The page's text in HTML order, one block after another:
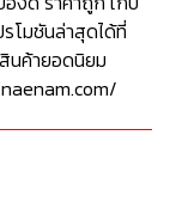
โมชันล่าสุดได้ที่
นค้ายอดนิยม